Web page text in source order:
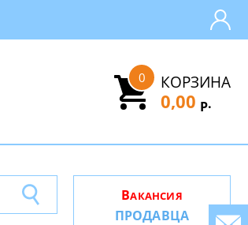
КОРЗИНА
0
0,00 Р.
ВАКАНСИЯ
ПРОДАВЦА